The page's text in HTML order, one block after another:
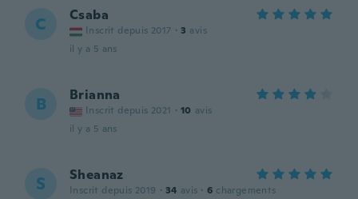
C Csaba
Inscrit depuis 2017 · 3 avis
il y a 5 ans
B Brianna
Inscrit depuis 2021 · 10 avis
il y a 5 ans
S Sheanaz
Inscrit depuis 2019 · 34 avis · 6 chargements